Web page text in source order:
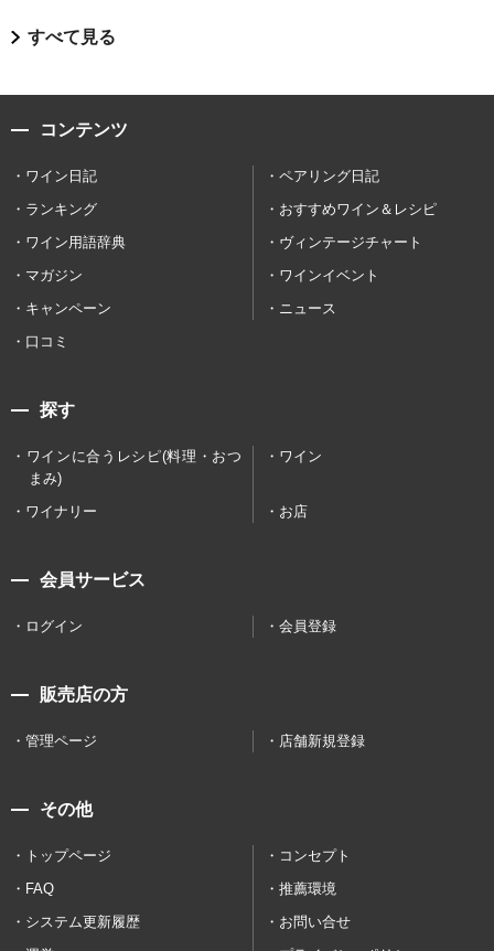
すべて見る
コンテンツ
ワイン日記
ペアリング日記
ランキング
おすすめワイン＆レシピ
ワイン用語辞典
ヴィンテージチャート
マガジン
ワインイベント
キャンペーン
ニュース
口コミ
探す
ワインに合うレシピ(料理・おつ
まみ)
ワイン
ワイナリー お店
会員サービス
ログイン 会員登録
販売店の方
管理ページ 店舗新規登録
その他
トップページ
コンセプト
FAQ
推薦環境
システム更新履歴
お問い合せ